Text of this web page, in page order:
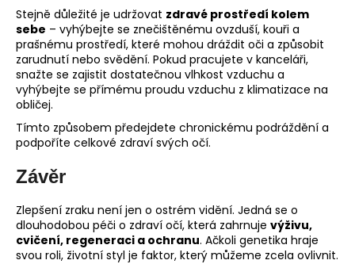
Stejně důležité je udržovat zdravé prostředí kolem
sebe – vyhýbejte se znečištěnému ovzduší, kouři a
prašnému prostředí, které mohou dráždit oči a způsobit
zarudnutí nebo svědění. Pokud pracujete v kanceláři,
snažte se zajistit dostatečnou vlhkost vzduchu a
vyhýbejte se přímému proudu vzduchu z klimatizace na
obličej.
Tímto způsobem předejdete chronickému podráždění a
podpoříte celkové zdraví svých očí.
Závěr
Zlepšení zraku není jen o ostrém vidění. Jedná se o
dlouhodobou péči o zdraví očí, která zahrnuje výživu,
cvičení, regeneraci a ochranu. Ačkoli genetika hraje
svou roli, životní styl je faktor, který můžeme zcela ovlivnit.